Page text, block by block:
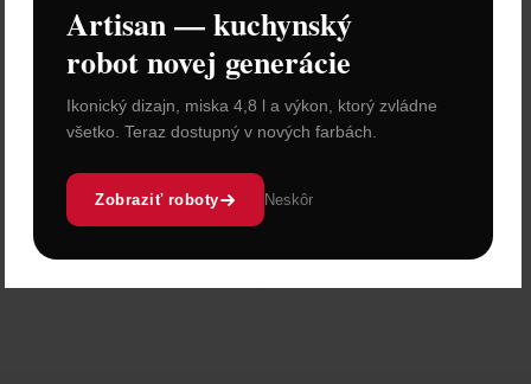
Artisan — kuchynský
robot novej generácie
Ikonický dizajn, miska 4,8 l a výkon, ktorý zvládne
všetko. Teraz dostupný v nových farbách.
Zobraziť roboty Neskôr